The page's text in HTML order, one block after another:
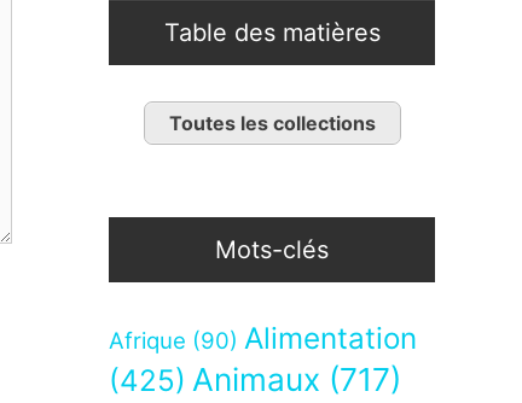
Table des matières
Toutes les collections
Mots-clés
Afrique (90) Alimentation
(425) Animaux (717)